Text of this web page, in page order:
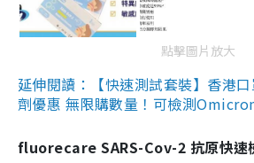
點擊圖片放大
延伸閱讀：【快速測試套裝】香港
劑優惠 無限購數量！可檢測
fluorecare SARS-Cov-2 抗原快速